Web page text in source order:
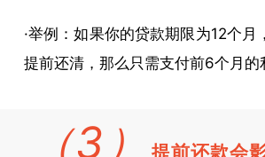
·举例：如果你的贷款期限为12个月
提前还清，那么只需支付前6个月的
（3） 提前还款会